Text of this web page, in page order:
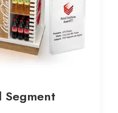
Segment